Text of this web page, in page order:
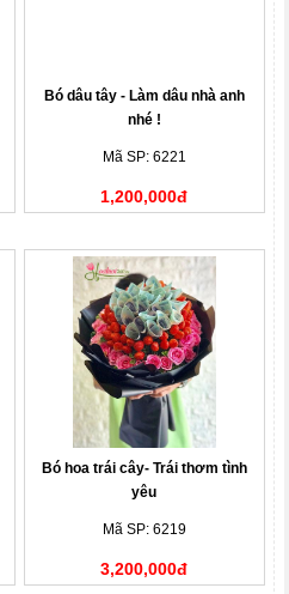
Bó dâu tây - Làm dâu nhà anh
nhé !
Mã SP: 6221
1,200,000đ
Bó hoa trái cây- Trái thơm tình
yêu
Mã SP: 6219
3,200,000đ